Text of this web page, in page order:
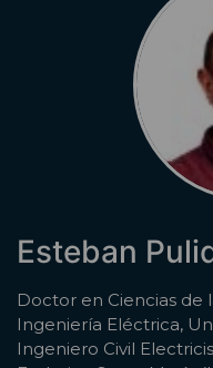
Esteban
Doctor en Ciencias
Ingeniería Eléctrica,
Ingeniero Civil